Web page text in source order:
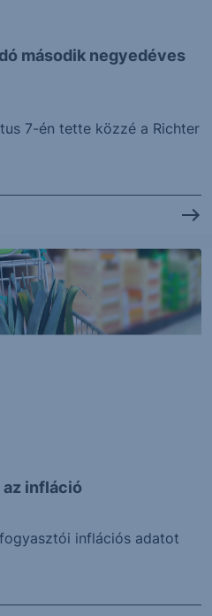
második negyedéves
7-én tette közzé a Richter
infláció
inflációs adatot